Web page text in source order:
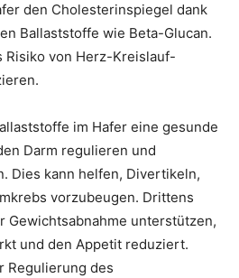
den Cholesterinspiegel dank
Ballaststoffe wie Beta-Glucan.
Risiko von Herz-Kreislauf-
im Hafer eine gesunde
Darm regulieren und
Dies kann helfen, Divertikeln,
vorzubeugen. Drittens
Gewichtsabnahme unterstützen,
und den Appetit reduziert.
Regulierung des